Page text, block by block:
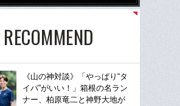
RECOMMEND
《山の神対談》「やっぱり“タ
イパ”がいい！」箱根の名ラン
ナー、柏原竜二と神野大地が